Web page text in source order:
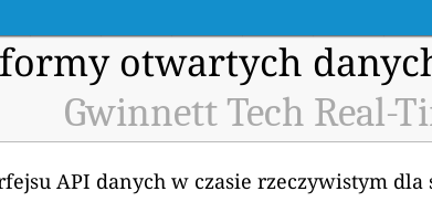
otwartych
Gwinnett Tech Real-
API danych w czasie rzeczywistym